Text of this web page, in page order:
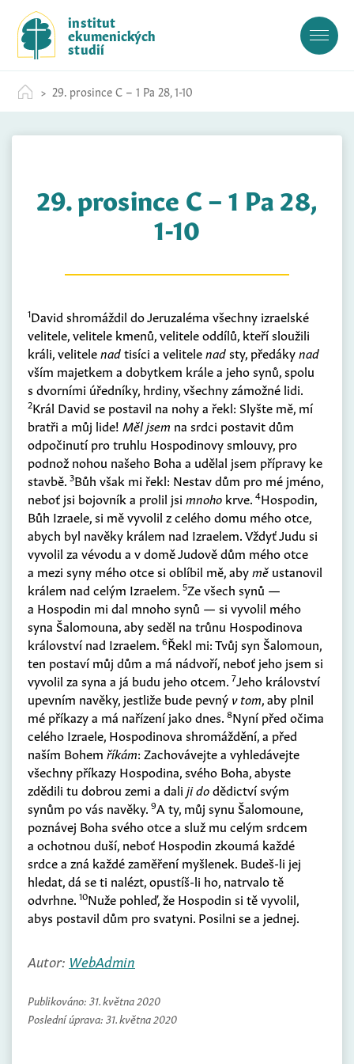
c
institut
ekumenických
studií
29. prosince C – 1 Pa 28, 1-10
29. prosince C – 1 Pa 28,
1-10
1David shromáždil do Jeruzaléma všechny izraelské
velitele, velitele kmenů, velitele oddílů, kteří sloužili
králi, velitelenadtisíci a velitelenadsty, předákynad
vším majetkem a dobytkem krále a jeho synů, spolu
s dvorními úředníky, hrdiny, všechny zámožné lidi.
2Král David se postavil na nohy a řekl: Slyšte mě, mí
bratři a můj lide! Měl jsem na srdci postavit dům
odpočinutí pro truhlu Hospodinovy smlouvy, pro
podnož nohou našeho Boha a udělal jsem přípravy ke
stavbě. 3Bůh však mi řekl: Nestav dům pro mé jméno,
neboť jsi bojovník a prolil jsi mnoho krve. 4Hospodin,
Bůh Izraele, si mě vyvolil z celého domu mého otce,
abych byl navěky králem nad Izraelem. Vždyť Judu si
vyvolil za vévodu a v domě Judově dům mého otce
a mezi syny mého otce si oblíbil mě, abymě ustanovil
králem nad celým Izraelem. 5Ze všech synů —
a Hospodin mi dal mnoho synů — si vyvolil mého
syna Šalomouna, aby seděl na trůnu Hospodinova
království nad Izraelem. 6Řekl mi: Tvůj syn Šalomoun,
ten postaví můj dům a má nádvoří, neboť jeho jsem si
vyvolil za syna a já budu jeho otcem. 7Jeho království
upevním navěky, jestliže bude pevný v tom, aby plnil
mé příkazy a má nařízení jako dnes. 8Nyní před očima
celého Izraele, Hospodinova shromáždění, a před
naším Bohem říkám: Zachovávejte a vyhledávejte
všechny příkazy Hospodina, svého Boha, abyste
zdědili tu dobrou zemi a dali ji dodědictví svým
synům po vás navěky. 9A ty, můj synu Šalomoune,
poznávej Boha svého otce a služ mu celým srdcem
a ochotnou duší, neboť Hospodin zkoumá každé
srdce a zná každé zaměření myšlenek. Budeš-li jej
hledat, dá se ti nalézt, opustíš-li ho, natrvalo tě
odvrhne. 10Nuže pohleď, že Hospodin si tě vyvolil,
abys postavil dům pro svatyni. Posilni se a jednej.
Autor: WebAdmin
Publikováno: 31. května 2020
Poslední úprava: 31. května 2020